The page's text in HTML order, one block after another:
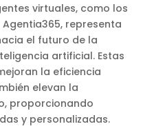
virtuales, como los
representa
el futuro de la
artificial. Estas
la eficiencia
elevan la
proporcionando
y personalizadas.